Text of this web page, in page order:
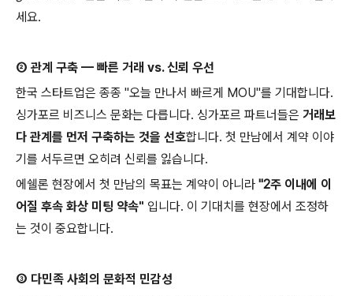
세요.
② 관계 구축 — 빠른 거래 vs.신뢰 우선
한국 스타트업은 종종 "오늘 만나서 빠르게 MOU"를 기대합니다.
싱가포르 비즈니스 문화는 다릅니다. 싱가포르 파트너들은 거래보
다 관계를 먼저 구축하는 것을 선호합니다. 첫 만남에서 계약 이야
기를 서두르면 오히려 신뢰를 잃습니다.
에쉘론 현장에서 첫 만남의 목표는 계약이 아니라 "2주 이내에 이
어질 후속 화상 미팅 약속" 입니다. 이 기대치를 현장에서 조정하
는 것이 중요합니다.
③ 다민족 사회의 문화적 민감성